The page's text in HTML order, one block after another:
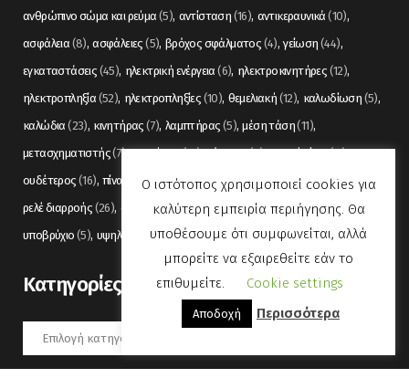
ανθρώπινο σώμα και ρεύμα (5) αντίσταση (16) αντικεραυνικά (10)
ασφάλεια (8) ασφάλειες (5) βρόχος σφάλματος (4) γείωση (44)
εγκαταστάσεις (45) ηλεκτρική ενέργεια (6) ηλεκτροκινητήρες (12)
ηλεκτροπληξία (52) ηλεκτροπληξίες (10) θεμελιακή (12) καλωδίωση (5)
καλώδια (23) κινητήρας (7) λαμπτήρας (5) μέση τάση(11)
μετασχηματιστής(7) μετρήσεις(12) μόνωση(6) οπτικές ίνες(11)
ουδέτερος (16) πίνακας (17) πίνακες(7) πυρανίχνευση (6) ρελέ(36)
ρελέ διαρροής (26) συναγερμός(5) σωληνώσεις(5) τάση(13)
υποβρύχιο (5) υψηλή τάση(8) φωτισμός (6)
Kατηγορίες
Kατηγορίες
Ο ιστότοπος χρησιμοποιεί cookies για
καλύτερη εμπειρία περιήγησης. Θα
υποθέσουμε ότι συμφωνείται, αλλά
μπορείτε να εξαιρεθείτε εάν το
επιθυμείτε.
Cookie settings
Αποδοχή Περισσότερα